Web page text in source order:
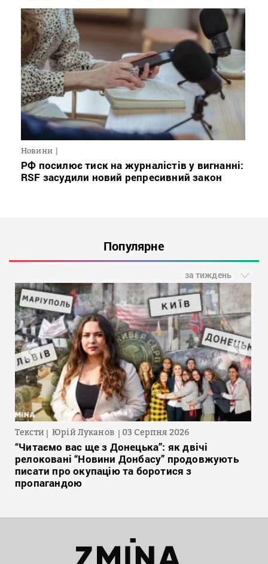
Новини
РФ посилює тиск на журналістів у вигнанні:
RSF засудили новий репресивний закон
Популярне
за тиждень
Тексти Юрій Луканов 03 Серпня 2026
“Читаємо вас ще з Донецька”: як двічі
релоковані “Новини Донбасу” продовжують
писати про окупацію та боротися з
пропагандою